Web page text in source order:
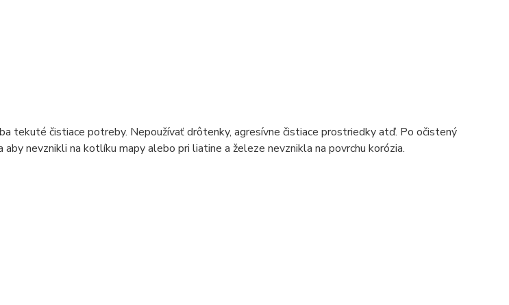
tekuté čistiace potreby. Nepoužívať drôtenky, agresívne čistiace prostriedky atď. Po očistený
nevznikli na kotlíku mapy alebo pri liatine a železe nevznikla na povrchu korózia.